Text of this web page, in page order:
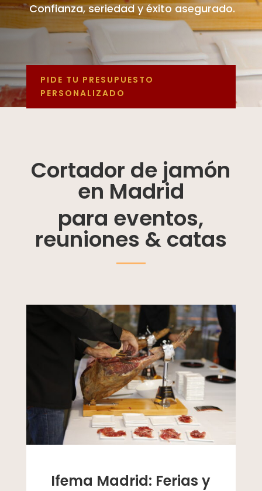
Confianza, seriedad y éxito asegurado.
PIDE TU PRESUPUESTO
PERSONALIZADO
Cortador de jamón
en Madrid
para eventos,
reuniones & catas
Ifema Madrid: Ferias y